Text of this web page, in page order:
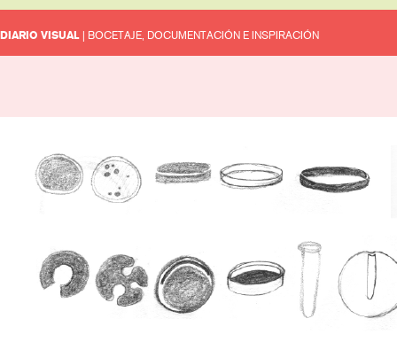
DIARIO VISUAL | BOCETAJE, DOCUMENTACIÓN E INSPIRACIÓN